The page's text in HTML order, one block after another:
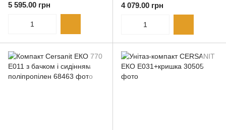
SoftClose
5 595.00 грн 4 079.00 грн